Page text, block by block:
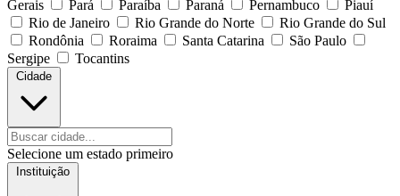
Gerais
Pará Paraíba Paraná Pernambuco
Piauí
Rio de Janeiro
Rio Grande do Norte
Rio Grande do Sul
Rondônia
Roraima Santa Catarina
São Paulo
Sergipe
Tocantins
Cidade
Selecione um estado primeiro
Instituição